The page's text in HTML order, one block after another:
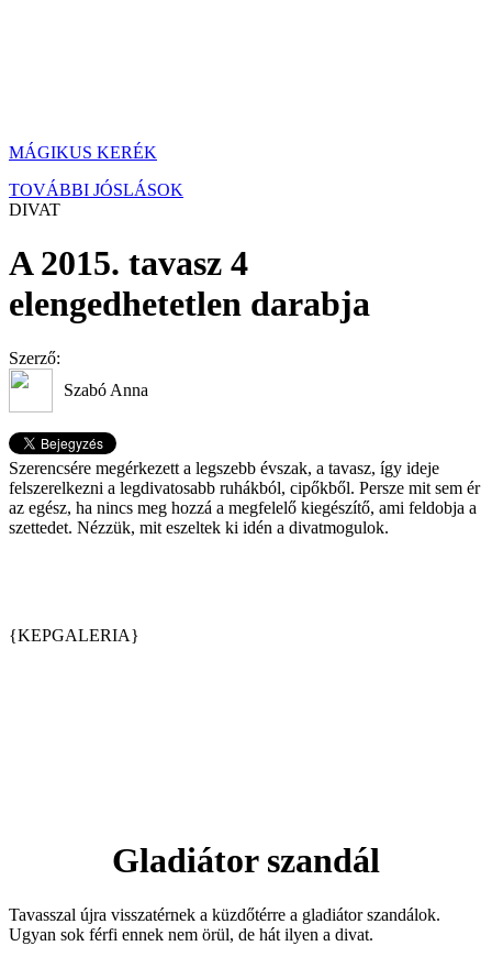
MÁGIKUS KERÉK
TOVÁBBI JÓSLÁSOK
DIVAT
A 2015. tavasz 4
elengedhetetlen darabja
Szerző:
Szabó Anna
Szerencsére megérkezett a legszebb évszak, a tavasz, így ideje
felszerelkezni a legdivatosabb ruhákból, cipőkből. Persze mit sem ér
az egész, ha nincs meg hozzá a megfelelő kiegészítő, ami feldobja a
szettedet. Nézzük, mit eszeltek ki idén a divatmogulok.
{KEPGALERIA}
Gladiátor szandál
Tavasszal újra visszatérnek a küzdőtérre a gladiátor szandálok.
Ugyan sok férfi ennek nem örül, de hát ilyen a divat.